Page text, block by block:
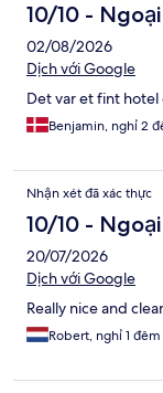
10/10 -
02/08/2026
Dịch với Google
Det var et fint
Benjamin, nghỉ 2
Nhận xét đã xác thực
10/10 -
20/07/2026
Dịch với Google
Really nice and
Robert, nghỉ 1 đêm